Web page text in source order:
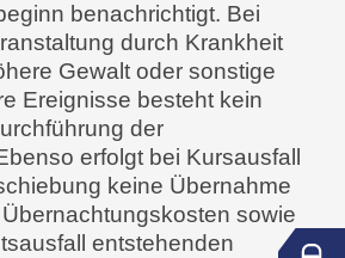
benachrichtigt. Bei
durch Krankheit
Gewalt oder sonstige
Ereignisse besteht kein
der
erfolgt bei Kursausfall
keine Übernahme
sowie
entstehenden